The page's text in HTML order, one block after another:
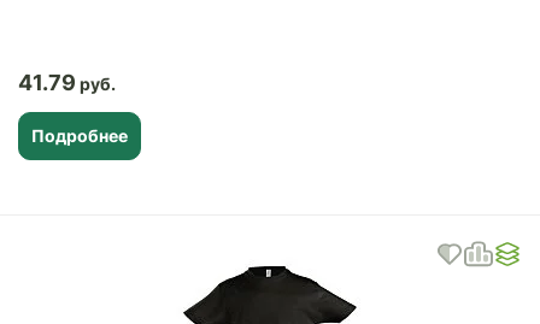
41.79
Подробнее